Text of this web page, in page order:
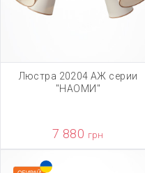
Люстра 20204 АЖ серии
"НАОМИ"
7 880 грн